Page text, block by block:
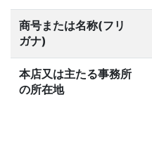
商号または名称(フリ
ガナ)
本店又は主たる事務所
の所在地